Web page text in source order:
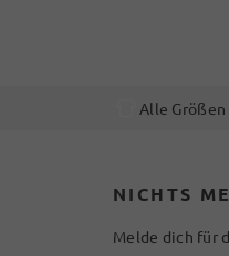
Alle
NICHTS
Melde dich für